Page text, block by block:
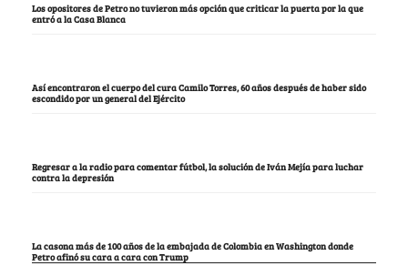
Los opositores de Petro no tuvieron más opción que criticar la puerta por la que
entró a la Casa Blanca
Así encontraron el cuerpo del cura Camilo Torres, 60 años después de haber sido
escondido por un general del Ejército
Regresar a la radio para comentar fútbol, la solución de Iván Mejía para luchar
contra la depresión
La casona más de 100 años de la embajada de Colombia en Washington donde
Petro afinó su cara a cara con Trump